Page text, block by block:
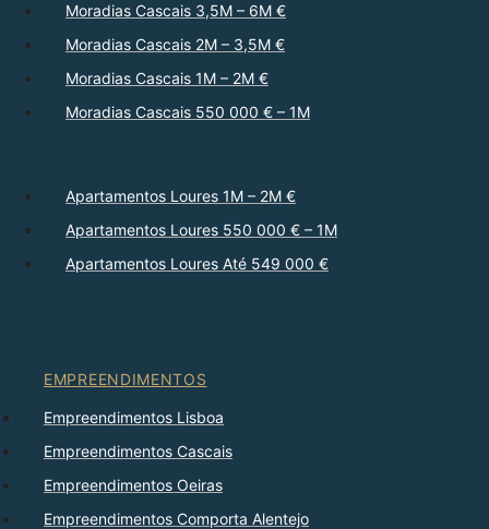
Moradias Cascais 3,5M – 6M €
Moradias Cascais 2M – 3,5M €
Moradias Cascais 1M – 2M €
Moradias Cascais 550 000 € – 1M
Apartamentos Loures 1M – 2M €
Apartamentos Loures 550 000 € – 1M
Apartamentos Loures Até 549 000 €
EMPREENDIMENTOS
Empreendimentos Lisboa
Empreendimentos Cascais
Empreendimentos Oeiras
Empreendimentos Comporta Alentejo